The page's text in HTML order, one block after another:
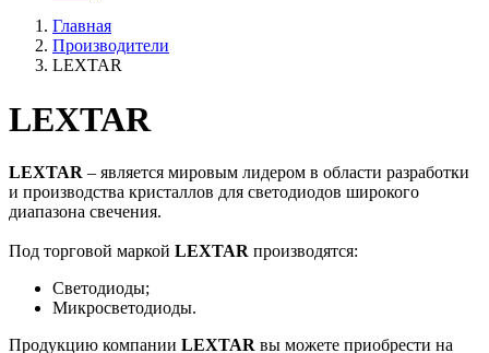
Главная
Производители
LEXTAR
LEXTAR
LEXTAR – является мировым лидером в области разработки
и производства кристаллов для светодиодов широкого
диапазона свечения.
Под торговой маркой LEXTAR производятся:
Светодиоды;
Микросветодиоды.
Продукцию компании LEXTAR вы можете приобрести на